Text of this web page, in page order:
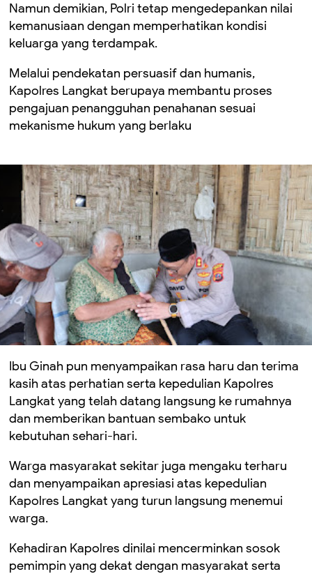
Namun demikian, Polri tetap mengedepankan nilai
kemanusiaan dengan memperhatikan kondisi
keluarga yang terdampak.
Melalui pendekatan persuasif dan humanis,
Kapolres Langkat berupaya membantu proses
pengajuan penangguhan penahanan sesuai
mekanisme hukum yang berlaku
Ibu Ginah pun menyampaikan rasa haru dan terima
kasih atas perhatian serta kepedulian Kapolres
Langkat yang telah datang langsung ke rumahnya
dan memberikan bantuan sembako untuk
kebutuhan sehari-hari.
Warga masyarakat sekitar juga mengaku terharu
dan menyampaikan apresiasi atas kepedulian
Kapolres Langkat yang turun langsung menemui
warga.
Kehadiran Kapolres dinilai mencerminkan sosok
pemimpin yang dekat dengan masyarakat serta